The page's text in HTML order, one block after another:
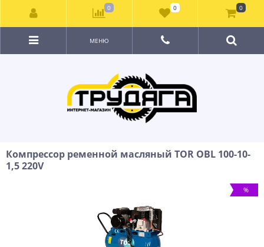
МЕНЮ
Компрессор ременной масляный TOR OBL 100-10-
1,5 220V
%
0 0 0